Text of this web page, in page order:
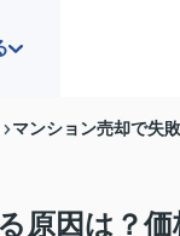
マンション売却で失
原因は？